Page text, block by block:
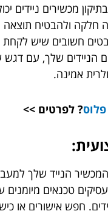
מכשירים ניידים
חלקה ולהבטיח
חשובים שיש לקחת
הניידים שלך, עם
אמינה.
פלוס? לפרטים >>
הנייד שלך
טכנאים מיומנים
חפש אישורים או